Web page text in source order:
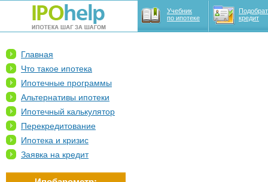
Учебник
по ипотеке
кредит
Главная
Что такое ипотека
Ипотечные программы
Альтернативы ипотеки
Ипотечный калькулятор
Перекредитование
Ипотека и кризис
Заявка на кредит